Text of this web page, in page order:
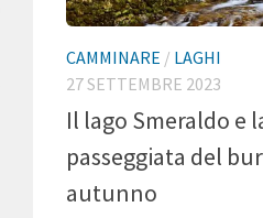
CAMMINARE / LAGHI
27 SETTEMBRE 2023
Il lago Smeraldo e
passeggiata del
autunno